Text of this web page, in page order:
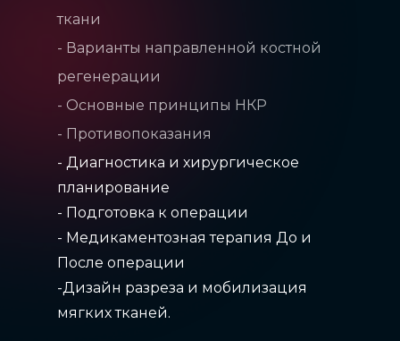
- Диагностика и хирургическое
планирование
- Подготовка к операции
- Медикаментозная терапия До и
После операции
-Дизайн разреза и мобилизация
мягких тканей.
ткани
- Варианты направленной костной
регенерации
- Основные принципы НКР
- Противопоказания